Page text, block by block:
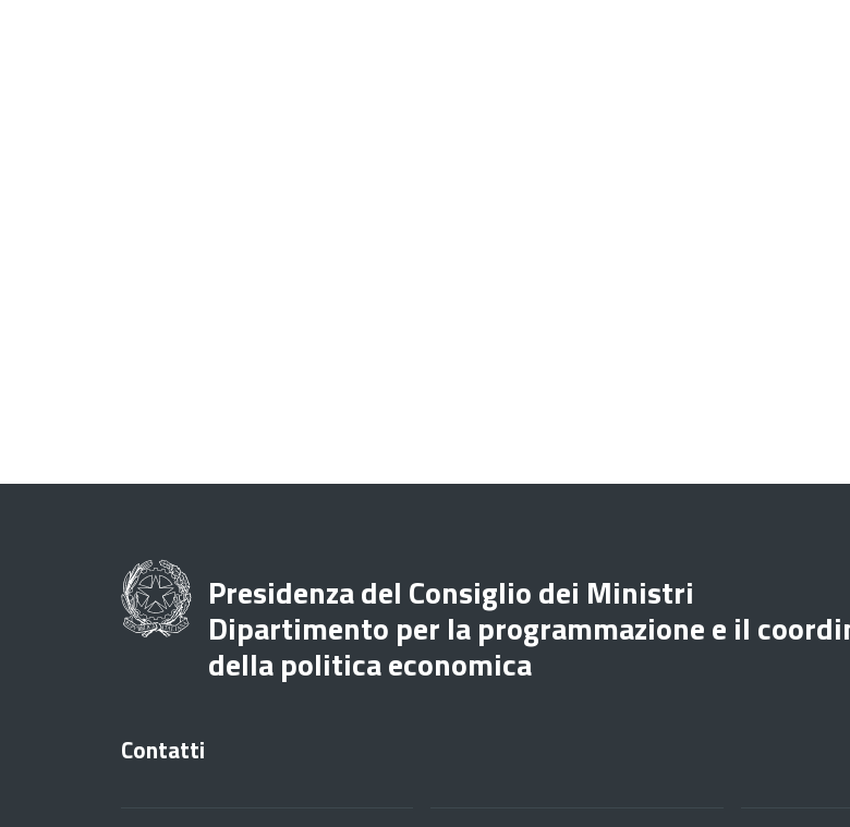
Presidenza del Consiglio dei Ministri
Dipartimento per la programmazione e il
della politica economica
Contatti